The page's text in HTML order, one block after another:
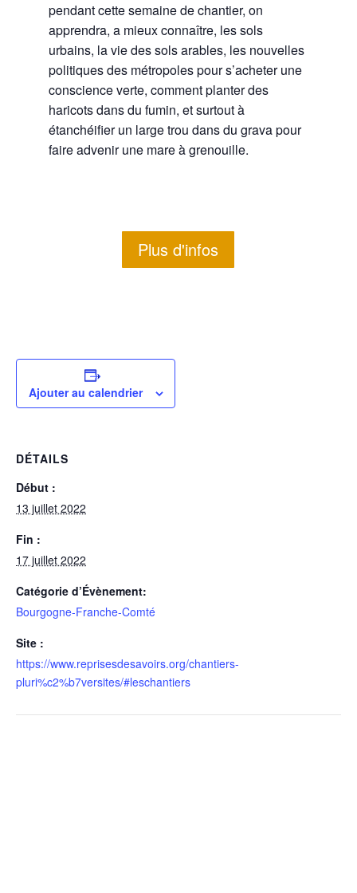
pendant cette semaine de chantier, on
apprendra, a mieux connaître, les sols
urbains, la vie des sols arables, les nouvelles
politiques des métropoles pour s’acheter une
conscience verte, comment planter des
haricots dans du fumin, et surtout à
étanchéifier un large trou dans du grava pour
faire advenir une mare à grenouille.
Plus d'infos
Ajouter au calendrier
DÉTAILS
Début :
13 juillet 2022
Fin :
17 juillet 2022
Catégorie d’Évènement:
Bourgogne-Franche-Comté
Site :
https://www.reprisesdesavoirs.org/chantiers-
pluri%c2%b7versites/#leschantiers